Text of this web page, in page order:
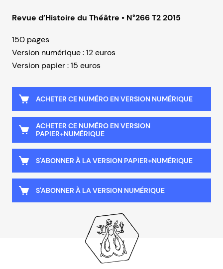
Revue d’Histoire du Théâtre • N°266 T2 2015
150 pages
Version numérique : 12 euros
Version papier : 15 euros
ACHETER CE NUMÉRO EN VERSION NUMÉRIQUE
ACHETER CE NUMÉRO EN VERSION
PAPIER+NUMÉRIQUE
S'ABONNER À LA VERSION PAPIER+NUMÉRIQUE
S'ABONNER À LA VERSION NUMÉRIQUE